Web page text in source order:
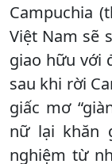
Campuchia
Việt Nam sẽ
giao hữu với
sau khi rời
giấc mơ
nữ lại khăn
nghiệm từ